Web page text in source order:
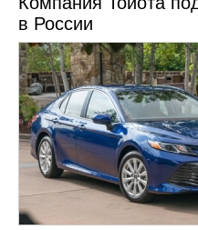
в России